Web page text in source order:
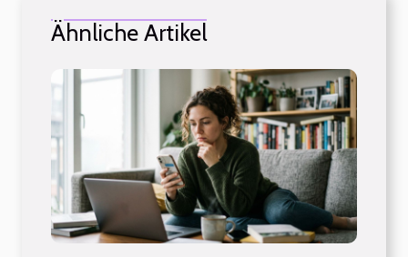
Ähnliche Artikel